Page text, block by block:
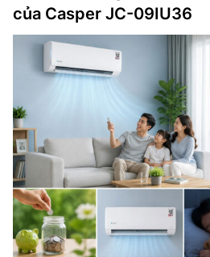
của Casper JC-09IU36